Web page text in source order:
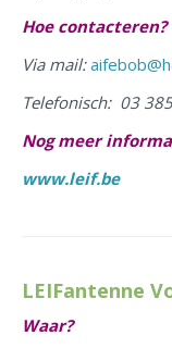
Hoe contacteren?
Via mail:
Telefonisch: 03
Nog meer
www.leif.be
LEIFantenne
Waar?